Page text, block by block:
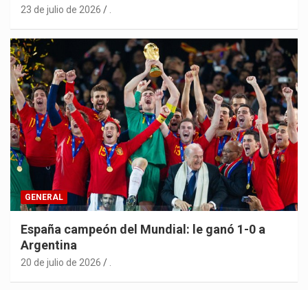
23 de julio de 2026
GENERAL
España campeón del Mundial: le ganó 1-0 a
Argentina
20 de julio de 2026